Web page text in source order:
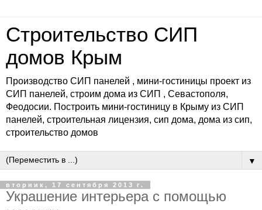
Строительство СИП
домов Крым
Производство СИП панелей , мини-гостиницы проект из
СИП панелей, строим дома из СИП , Севастополя,
Феодосии. Построить мини-гостиницу в Крыму из СИП
панелей, строительная лицензия, сип дома, дома из сип,
строительство домов
▼
вторник, 17 сентября 2013 г.
Украшение интерьера с помощью